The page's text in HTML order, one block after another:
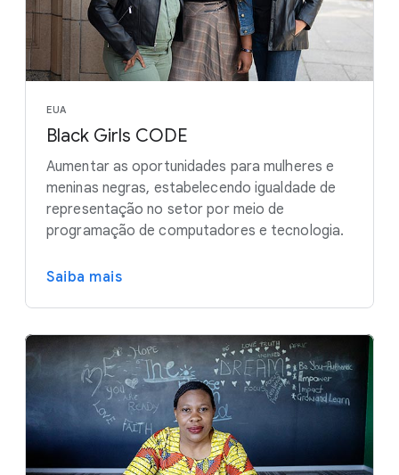
EUA
Black Girls CODE
Aumentar as oportunidades para mulheres e
meninas negras, estabelecendo igualdade de
representação no setor por meio de
programação de computadores e tecnologia.
Saiba mais